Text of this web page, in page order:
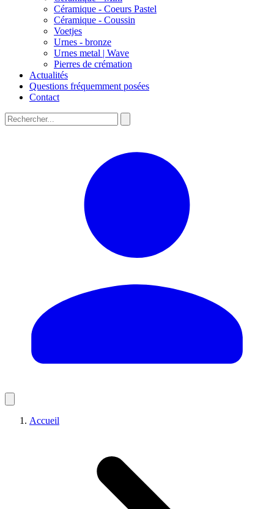
Céramique - Coeurs Pastel
Céramique - Coussin
Voetjes
Urnes - bronze
Urnes metal | Wave
Pierres de crémation
Actualités
Questions fréquemment posées
Contact
Accueil